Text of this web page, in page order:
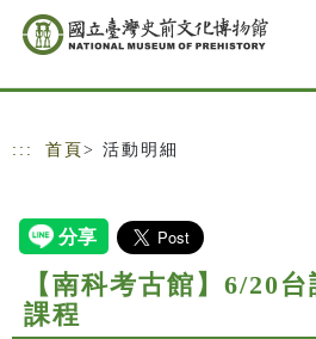
跳到主要內容
網站導覽
::: 首頁 > 活動明細
【南科考古館】6/20
課程